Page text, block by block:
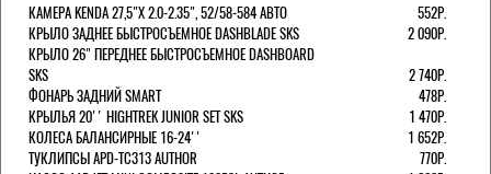
КАМЕРА KENDA 27,5"Х 2.0-2.35", 52/58-584 АВТО
552Р.
КРЫЛО ЗАДНЕЕ БЫСТРОСЪЕМНОЕ DASHBLADE SKS
2 090Р.
КРЫЛО 26" ПЕРЕДНЕЕ БЫСТРОСЪЕМНОЕ DASHBOARD
SKS
2 740Р.
ФОНАРЬ ЗАДНИЙ SMART
478Р.
КРЫЛЬЯ 20'' HIGHTREK JUNIOR SET SKS
1 470Р.
КОЛЕСА БАЛАНСИРНЫЕ 16-24''
1 652Р.
ТУКЛИПСЫ APD-TC313 AUTHOR
770Р.